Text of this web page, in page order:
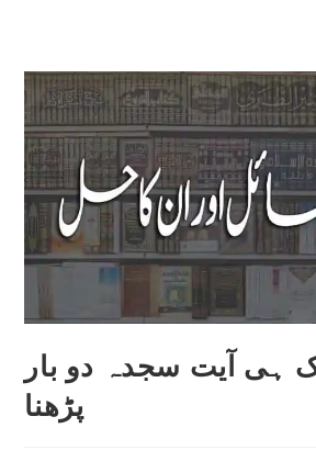
ہی آیت سجدہ دو بار
پڑھنا